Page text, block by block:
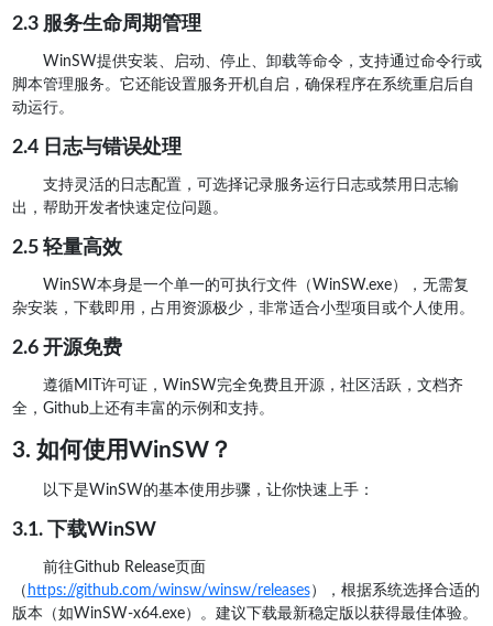
2.3 服务生命周期管理
WinSW提供安装、启动、停止、卸载等命令，支持通过命令行或
脚本管理服务。它还能设置服务开机自启，确保程序在系统重启后自
动运行。
2.4 日志与错误处理
支持灵活的日志配置，可选择记录服务运行日志或禁用日志输
出，帮助开发者快速定位问题。
2.5 轻量高效
WinSW本身是一个单一的可执行文件（WinSW.exe），无需复
杂安装，下载即用，占用资源极少，非常适合小型项目或个人使用。
2.6 开源免费
遵循MIT许可证，WinSW完全免费且开源，社区活跃，文档齐
全，Github上还有丰富的示例和支持。
3. 如何使用WinSW？
以下是WinSW的基本使用步骤，让你快速上手：
3.1. 下载WinSW
前往Github Release页面
（ https://github.com/winsw/winsw/releases），根据系统选择合适的
版本（如WinSW-x64.exe）。建议下载最新稳定版以获得最佳体验。